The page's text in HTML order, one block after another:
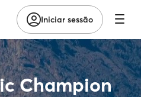
Iniciar sessão
Champion